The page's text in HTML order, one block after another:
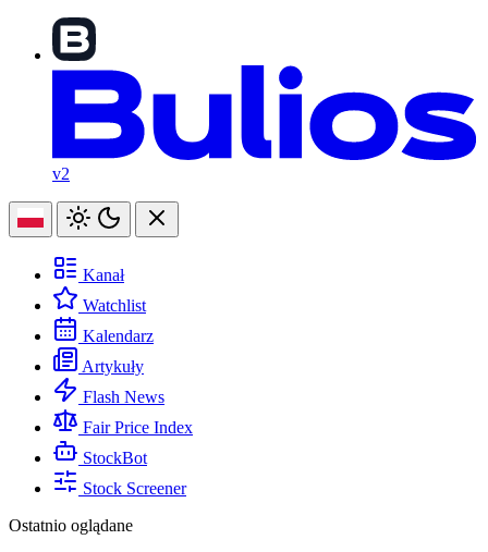
v2
Kanał
Watchlist
Kalendarz
Artykuły
Flash News
Fair Price Index
StockBot
Stock Screener
Ostatnio oglądane